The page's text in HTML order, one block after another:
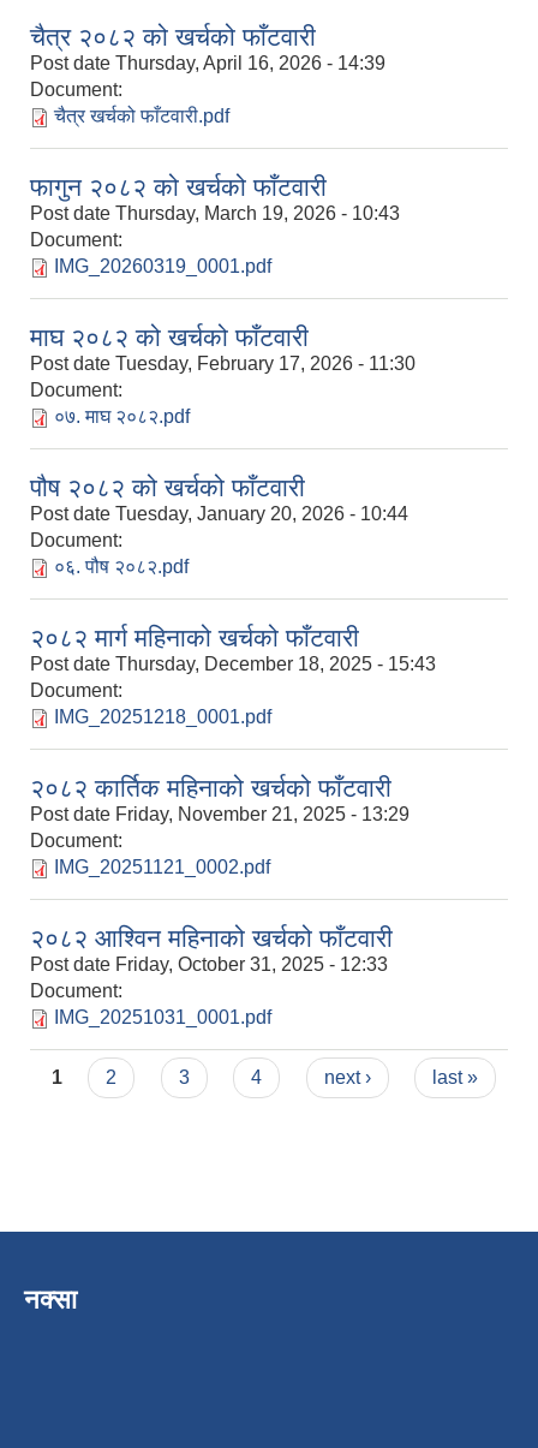
चैत्र २०८२ को खर्चको फाँटवारी
Post date Thursday, April 16, 2026 - 14:39
Document:
चैत्र खर्चको फाँटवारी.pdf
फागुन २०८२ को खर्चको फाँटवारी
Post date Thursday, March 19, 2026 - 10:43
Document:
IMG_20260319_0001.pdf
माघ २०८२ को खर्चको फाँटवारी
Post date Tuesday, February 17, 2026 - 11:30
Document:
०७. माघ २०८२.pdf
पौष २०८२ को खर्चको फाँटवारी
Post date Tuesday, January 20, 2026 - 10:44
Document:
०६. पौष २०८२.pdf
२०८२ मार्ग महिनाको खर्चको फाँटवारी
Post date Thursday, December 18, 2025 - 15:43
Document:
IMG_20251218_0001.pdf
२०८२ कार्तिक महिनाको खर्चको फाँटवारी
Post date Friday, November 21, 2025 - 13:29
Document:
IMG_20251121_0002.pdf
२०८२ आश्विन महिनाको खर्चको फाँटवारी
Post date Friday, October 31, 2025 - 12:33
Document:
IMG_20251031_0001.pdf
Pages
1 2 3 4 next › last »
नक्सा